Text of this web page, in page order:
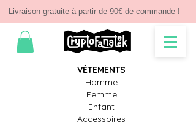
Livraison gratuite à partir de 90€ de commande !
VÊTEMENTS
Homme
Femme
Enfant
Accessoires